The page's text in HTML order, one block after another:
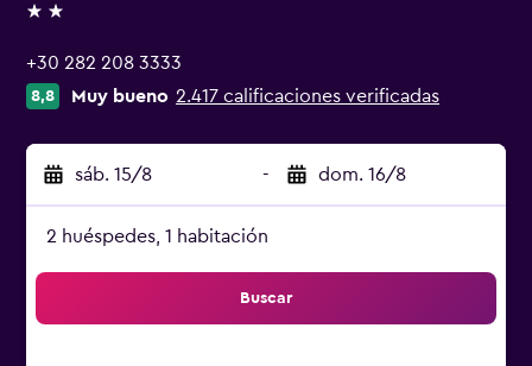
2 estrellas
+30 282 208 3333
8,8 Muy bueno 2.417 calificaciones verificadas
sáb. 15/8 - dom. 16/8
2 huéspedes, 1 habitación
Buscar